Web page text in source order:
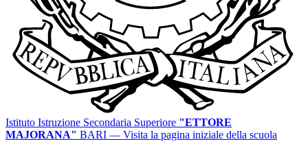
Istituto Istruzione Secondaria Superiore "ETTORE
MAJORANA" BARI — Visita la pagina iniziale della scuola